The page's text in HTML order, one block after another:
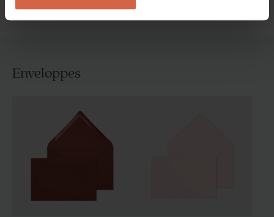
Enveloppes